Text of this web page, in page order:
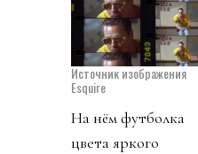
Источник изображения
Esquire
На нём футболка
цвета яркого